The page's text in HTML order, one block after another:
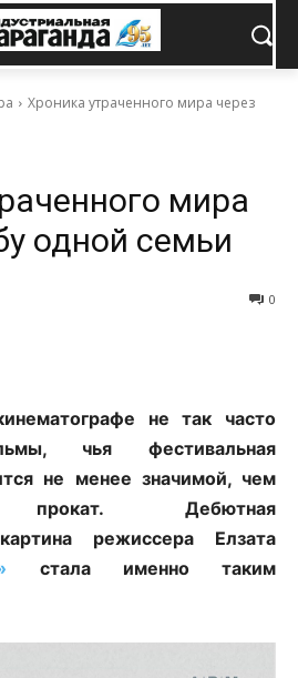
Хроника утраченного мира через
мира
одной семьи
0
не так часто
чья фестивальная
не менее значимой, чем
прокат. Дебютная
режиссера Елзата
стала именно таким